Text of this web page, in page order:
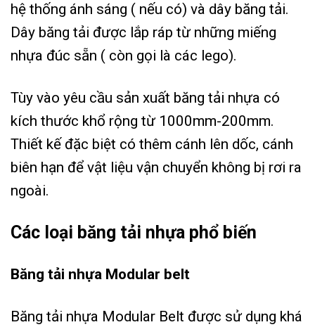
hệ thống ánh sáng ( nếu có) và dây băng tải.
Dây băng tải được lắp ráp từ những miếng
nhựa đúc sẵn ( còn gọi là các lego).
Tùy vào yêu cầu sản xuất băng tải nhựa có
kích thước khổ rộng từ 1000mm-200mm.
Thiết kế đặc biệt có thêm cánh lên dốc, cánh
biên hạn để vật liệu vận chuyển không bị rơi ra
ngoài.
Các loại băng tải nhựa phổ biến
Băng tải nhựa Modular belt
Băng tải nhựa Modular Belt được sử dụng khá